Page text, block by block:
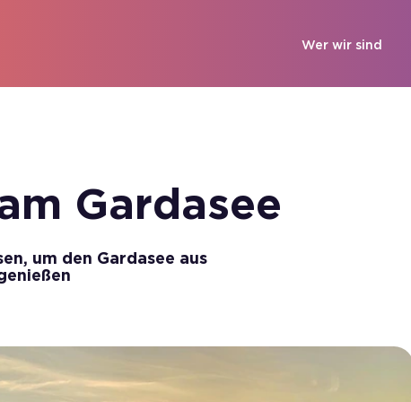
Wer wir sind
Gardasee
um den Gardasee aus